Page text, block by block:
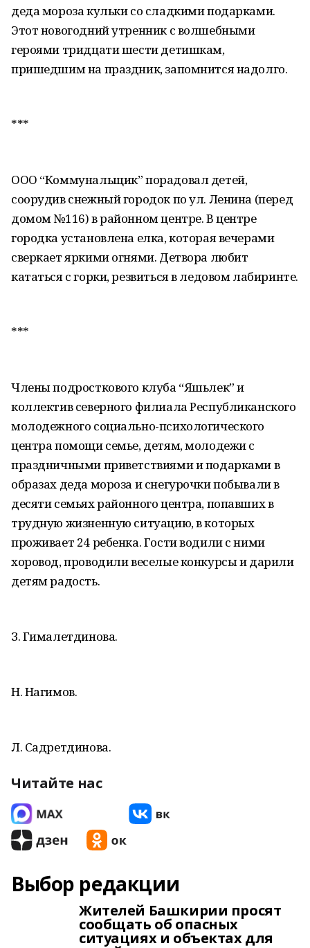
деда мороза кульки со сладкими подарками.
Этот новогодний утренник с волшебными
героями тридцати шести детишкам,
пришедшим на праздник, запомнится надолго.
***
ООО “Коммунальщик” порадовал детей,
соорудив снежный городок по ул. Ленина (перед
домом №116) в районном центре. В центре
городка установлена елка, которая вечерами
сверкает яркими огнями. Детвора любит
кататься с горки, резвиться в ледовом лабиринте.
***
Члены подросткового клуба “Яшьлек” и
коллектив северного филиала Республиканского
молодежного социально-психологического
центра помощи семье, детям, молодежи с
праздничными приветствиями и подарками в
образах деда мороза и снегурочки побывали в
десяти семьях районного центра, попавших в
трудную жизненную ситуацию, в которых
проживает 24 ребенка. Гости водили с ними
хоровод, проводили веселые конкурсы и дарили
детям радость.
З. Гималетдинова.
Н. Нагимов.
Л. Садретдинова.
Читайте нас
Выбор редакции
Жителей Башкирии просят
сообщать об опасных
ситуациях и объектах для